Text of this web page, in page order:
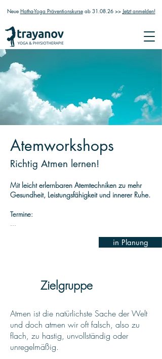
Neue Hatha-Yoga Präventionskurseab 31.08.26 >> Jetzt anmelden!
Atemworkshops
Richtig Atmen lernen!
Mit leicht erlernbaren Atemtechniken zu mehr
Gesundheit, Leistungsfähigkeit und innerer Ruhe.
Termine:
...
in Planung
Zielgruppe
Atmen ist die natürlichste Sache der Welt
und doch atmen wir oft falsch, also zu
flach, zu hastig, unvollständig oder
unregelmäßig.